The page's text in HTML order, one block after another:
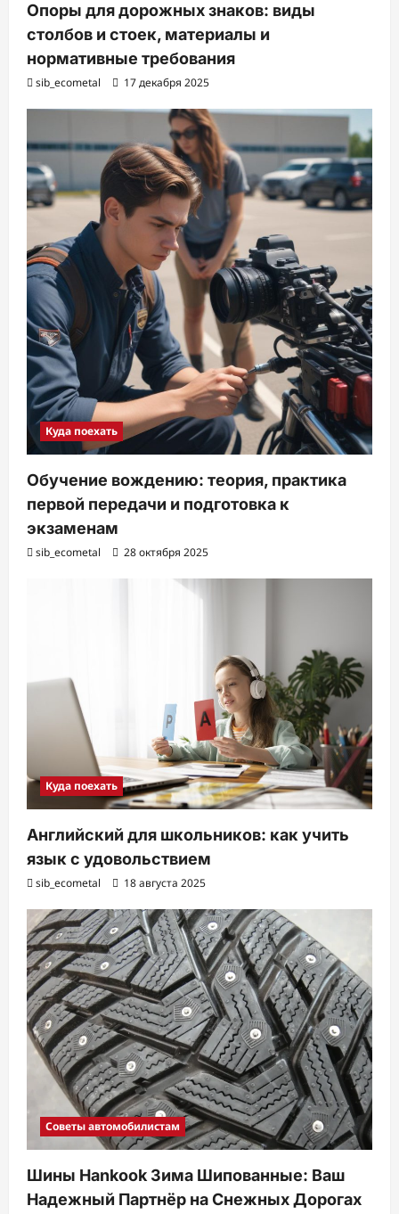
Опоры для дорожных знаков: виды
столбов и стоек, материалы и
нормативные требования
sib_ecometal 17 декабря 2025
Куда поехать
Обучение вождению: теория, практика
первой передачи и подготовка к
экзаменам
sib_ecometal 28 октября 2025
Куда поехать
Английский для школьников: как учить
язык с удовольствием
sib_ecometal 18 августа 2025
Советы автомобилистам
Шины Hankook Зима Шипованные: Ваш
Надежный Партнёр на Снежных Дорогах